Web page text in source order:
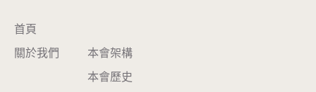
首頁
關於我們
本會架構
本會歷史